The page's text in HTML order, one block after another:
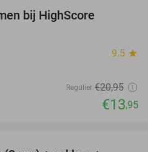
bij HighScore
9.5 star
Regulier €20,95
€13,95